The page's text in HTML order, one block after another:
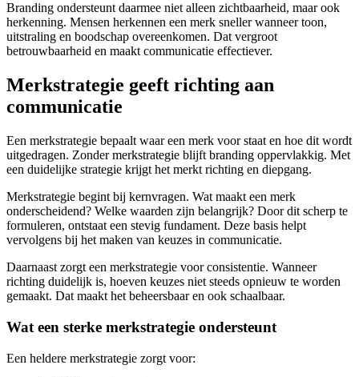
Branding ondersteunt daarmee niet alleen zichtbaarheid, maar ook
herkenning. Mensen herkennen een merk sneller wanneer toon,
uitstraling en boodschap overeenkomen. Dat vergroot
betrouwbaarheid en maakt communicatie effectiever.
Merkstrategie geeft richting aan
communicatie
Een merkstrategie bepaalt waar een merk voor staat en hoe dit wordt
uitgedragen. Zonder merkstrategie blijft branding oppervlakkig. Met
een duidelijke strategie krijgt het merkt richting en diepgang.
Merkstrategie begint bij kernvragen. Wat maakt een merk
onderscheidend? Welke waarden zijn belangrijk? Door dit scherp te
formuleren, ontstaat een stevig fundament. Deze basis helpt
vervolgens bij het maken van keuzes in communicatie.
Daarnaast zorgt een merkstrategie voor consistentie. Wanneer
richting duidelijk is, hoeven keuzes niet steeds opnieuw te worden
gemaakt. Dat maakt het beheersbaar en ook schaalbaar.
Wat een sterke merkstrategie ondersteunt
Een heldere merkstrategie zorgt voor: